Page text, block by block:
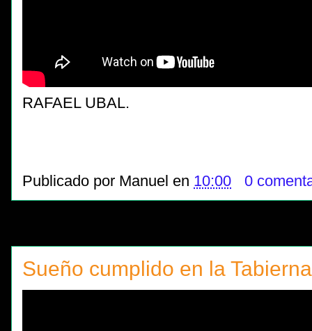
RAFAEL UBAL.
Publicado por Manuel en 10:00 0
Sueño cumplido en la